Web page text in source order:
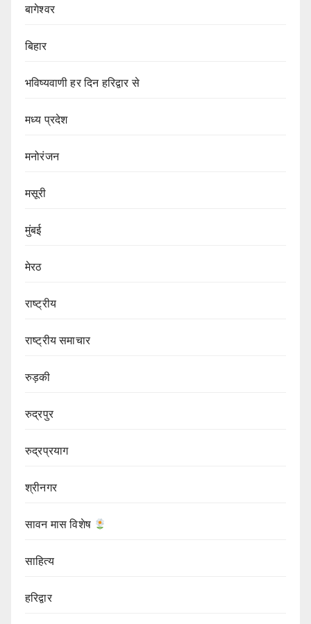
बागेश्वर
बिहार
भविष्यवाणी हर दिन हरिद्वार से
मध्य प्रदेश
मनोरंजन
मसूरी
मुंबई
मेरठ
राष्ट्रीय
राष्ट्रीय समाचार
रुड़की
रुद्रपुर
रुद्रप्रयाग
श्रीनगर
सावन मास विशेष
साहित्य
हरिद्वार